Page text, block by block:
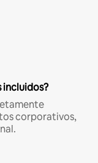
incluidos?
corporativos,